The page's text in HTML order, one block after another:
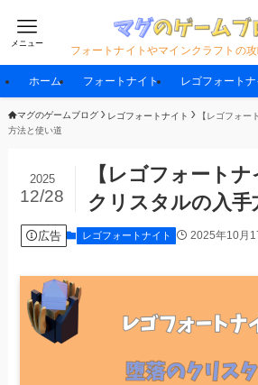
フォートナイトやマインクラフトの
メニュー
ホーム フォートナイト レゴフォート
マグのゲームブログ レゴフォートナイト
【レゴフォー
方法と使い道
【レゴフォート
クリスタルの入手
2025
12/28
広告 レゴフォートナイト 2025年10月